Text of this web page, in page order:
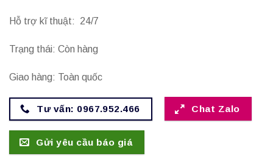
Hỗ trợ kĩ thuật: 24/7
Trạng thái: Còn hàng
Giao hàng: Toàn quốc
Tư vấn: 0967.952.466 Chat Zalo
Gửi yêu cầu báo giá